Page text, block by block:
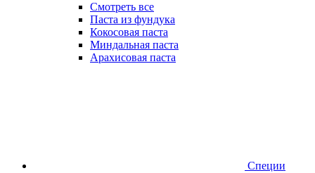
Смотреть все
Паста из фундука
Кокосовая паста
Миндальная паста
Арахисовая паста
Специи